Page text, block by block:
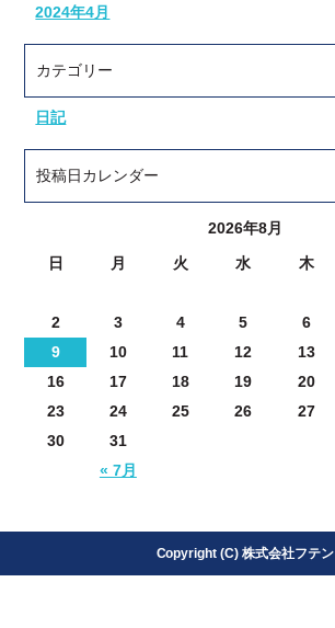
2024年4月
カテゴリー
日記
投稿日カレンダー
2026年8月
日
月 火 水 木
« 7月
2
3 4 5 6
9
10 11 12 13
16
17 18 19 20
23
24 25 26 27
30
31
Copyright (C) 株式会社フテン